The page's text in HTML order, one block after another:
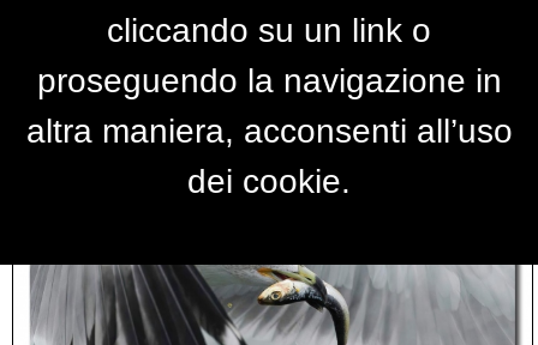
cliccando su un link o
proseguendo la navigazione in
altra maniera, acconsenti all’uso
dei cookie.